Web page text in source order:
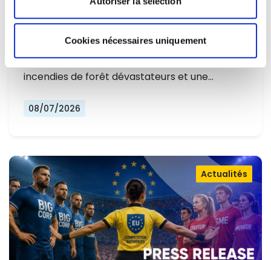
Cookies nécessaires uniquement
L'EUROPE NE PEUT PLUS SE
CONTENTER DE RÉAGIR ET DOIT SE
PRÉPARER
Alors que l'Europe connaît un nouvel été
marqué par des températures record, des
incendies de forêt dévastateurs et une…
08/07/2026
Actualités